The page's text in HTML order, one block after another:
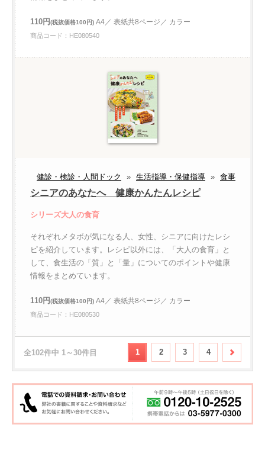
110円(税抜価格100円) A4／ 表紙共8ページ／ カラー
商品コード：HE080540
健診・検診・人間ドック » 生活指導・保健指導 » 食事
シニアのあなたへ 健康かんたんレシピ
シリーズ大人の食育
それぞれメタボが気になる人、女性、シニアに向けたレシ
ピを紹介しています。レシピ以外には、「大人の食育」と
して、食生活の「質」と「量」についてのポイントや健康
情報をまとめています。
110円(税抜価格100円) A4／ 表紙共8ページ／ カラー
商品コード：HE080530
全102件中 1～30件目 1 2 3 4